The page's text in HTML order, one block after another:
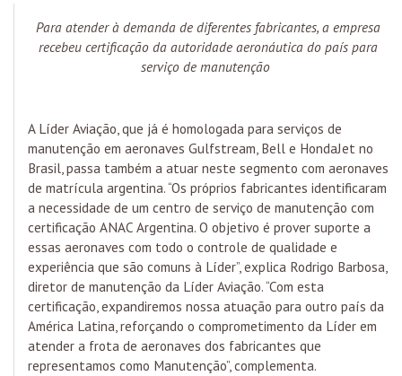
Para atender à demanda de diferentes fabricantes, a empresa
recebeu certificação da autoridade aeronáutica do país para
serviço de manutenção
A Líder Aviação, que já é homologada para serviços de
manutenção em aeronaves Gulfstream, Bell e HondaJet no
Brasil, passa também a atuar neste segmento com aeronaves
de matrícula argentina. “Os próprios fabricantes identificaram
a necessidade de um centro de serviço de manutenção com
certificação ANAC Argentina. O objetivo é prover suporte a
essas aeronaves com todo o controle de qualidade e
experiência que são comuns à Líder”, explica Rodrigo Barbosa,
diretor de manutenção da Líder Aviação. “Com esta
certificação, expandiremos nossa atuação para outro país da
América Latina, reforçando o comprometimento da Líder em
atender a frota de aeronaves dos fabricantes que
representamos como Manutenção”, complementa.